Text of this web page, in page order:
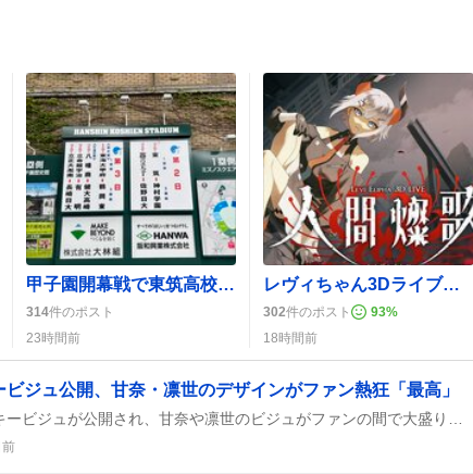
甲子園開幕戦で東筑高校先頭打者がホームラン、ファン歓喜の声が広がる
314件のポスト
23時間前
レヴィちゃん3Dライブ開催決定、ファン歓喜の「めっちゃたのしみ！」が続出
302件のポスト 93%
18時間前
ビジュ公開、甘奈・凛世のデザインがファン熱狂「最高」
前